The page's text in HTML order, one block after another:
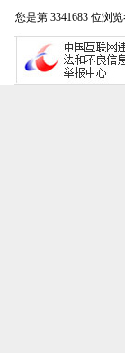
您是第 3341683 位浏